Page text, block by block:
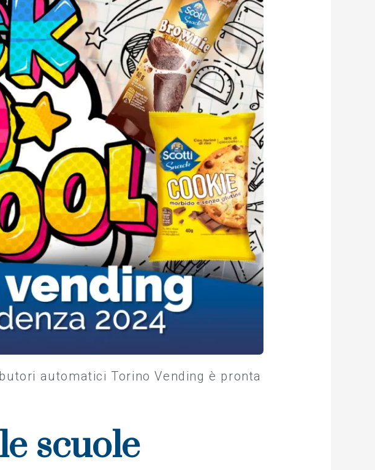
automatici Torino Vending è pronta
scuole